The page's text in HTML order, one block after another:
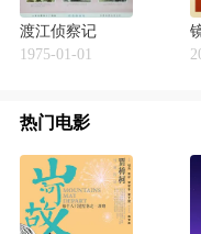
渡江侦察记
1975-01-01
热门电影